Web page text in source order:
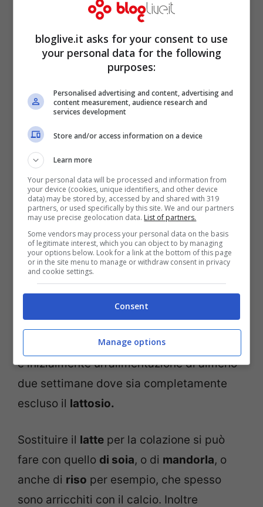
Quando si beve il latte, difatti, può essere
più evidente rispetto a quando invece di
si gusta qualche biscotto che lo contiene.
Se si ripetono con frequenza gli eventi
fastidiosi sopra elencati, allora sarà
necessario rivolgersi al medico di base
che prescriverà i test specifici da eseguire
e inizialmente un’alimentazione di almeno
due settimane dove sia completamente
escluso il lattosio.
Sostituire il latte per la colazione si può
fare con quello di soia, o di mandorla, o
anche di riso per esempio, che spesso
sono arricchiti con il calcio. Inoltre
bloglive.it asks for your consent to use
your personal data for the following
purposes:
Personalised advertising and content, advertising and
content measurement, audience research and
services development
Store and/or access information on a device
Learn more
Your personal data will be processed and information from
your device (cookies, unique identifiers, and other device
data) may be stored by, accessed by and shared with 319
partners, or used specifically by this site. We and our partners
may use precise geolocation data. List of partners.
Some vendors may process your personal data on the basis
of legitimate interest, which you can object to by managing
your options below. Look for a link at the bottom of this page
or in the site menu to manage or withdraw consent in privacy
and cookie settings.
Consent
Manage options